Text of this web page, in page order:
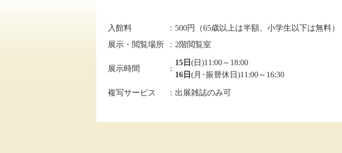
入館料 : 500円（65歳以上は半額、小学生以下は無料）
展示・閲覧場所
: 2階閲覧室
展示時間 :
15日 (日)11:00～18:00
16日 (月･振替休日)11:00～16:30
複写サービス : 出展雑誌のみ可